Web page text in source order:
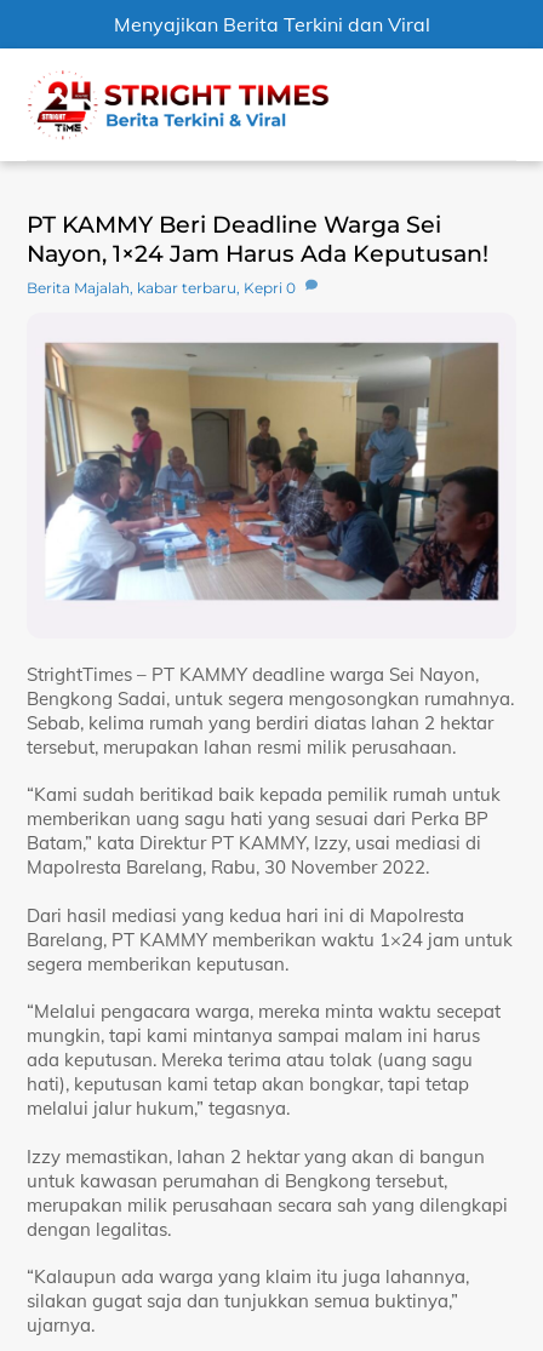
Menyajikan Berita Terkini dan Viral
content
PT KAMMY Beri Deadline Warga Sei
Nayon, 1×24 Jam Harus Ada Keputusan!
Berita Majalah, kabar terbaru, Kepri 0
StrightTimes – PT KAMMY deadline warga Sei Nayon,
Bengkong Sadai, untuk segera mengosongkan rumahnya.
Sebab, kelima rumah yang berdiri diatas lahan 2 hektar
tersebut, merupakan lahan resmi milik perusahaan.
“Kami sudah beritikad baik kepada pemilik rumah untuk
memberikan uang sagu hati yang sesuai dari Perka BP
Batam,” kata Direktur PT KAMMY, Izzy, usai mediasi di
Mapolresta Barelang, Rabu, 30 November 2022.
Dari hasil mediasi yang kedua hari ini di Mapolresta
Barelang, PT KAMMY memberikan waktu 1×24 jam untuk
segera memberikan keputusan.
“Melalui pengacara warga, mereka minta waktu secepat
mungkin, tapi kami mintanya sampai malam ini harus
ada keputusan. Mereka terima atau tolak (uang sagu
hati), keputusan kami tetap akan bongkar, tapi tetap
melalui jalur hukum,” tegasnya.
Izzy memastikan, lahan 2 hektar yang akan di bangun
untuk kawasan perumahan di Bengkong tersebut,
merupakan milik perusahaan secara sah yang dilengkapi
dengan legalitas.
“Kalaupun ada warga yang klaim itu juga lahannya,
silakan gugat saja dan tunjukkan semua buktinya,”
ujarnya.